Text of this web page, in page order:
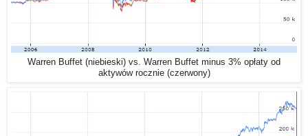
Warren Buffet (niebieski) vs. Warren Buffet minus 3% opłaty od
aktywów rocznie (czerwony)